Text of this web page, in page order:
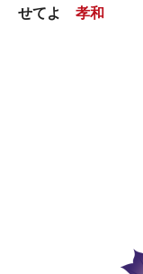
せてよ 孝和